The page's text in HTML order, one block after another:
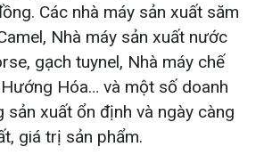
Các nhà máy sản xuất săm
Nhà máy sản xuất nước
gạch tuynel, Nhà máy chế
Hóa… và một số doanh
sản xuất ổn định và ngày càng
giá trị sản phẩm.